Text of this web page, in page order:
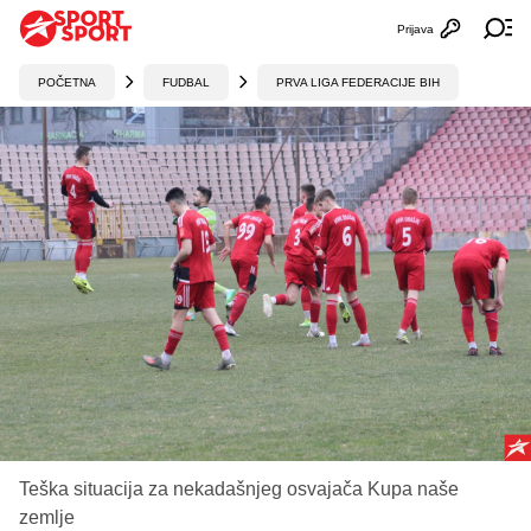
Otvori
Prijava
POČETNA FUDBAL PRVA LIGA FEDERACIJE BIH
Teška situacija za nekadašnjeg osvajača Kupa naše
zemlje